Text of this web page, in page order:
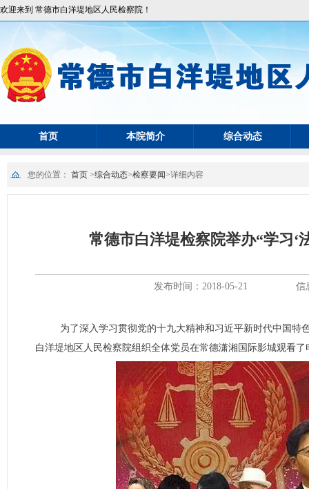
欢迎来到 常德市白洋堤地区人民检察院！
首页 本院简介 综合动态
您的位置： 首页 >综合动态>检察要闻>详细内容
常德市白洋堤检察院举办“学习‘
发布时间：2018-05-21 信
为了深入学习贯彻党的十九大精神和习近平新时代中国特
白洋堤地区人民检察院组织全体党员在常德潇湘国际影城观看